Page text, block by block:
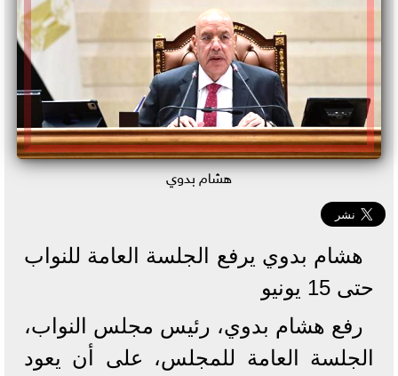
هشام بدوي
هشام بدوي يرفع الجلسة العامة للنواب
حتى 15 يونيو
رفع هشام بدوي، رئيس مجلس النواب،
الجلسة العامة للمجلس، على أن يعود